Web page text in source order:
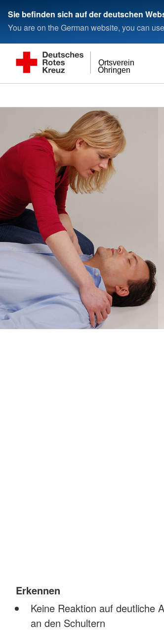
Sie befinden sich auf der deutschen
You are on the German website, you can
Öhringen
Ortsverein
Erkennen
Keine Reaktion auf deutliche
an den Schultern